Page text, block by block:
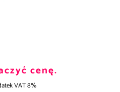
cenę.
VAT 8%